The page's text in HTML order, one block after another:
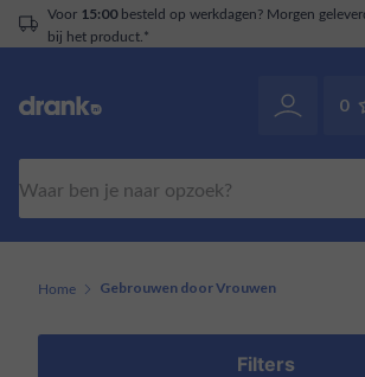
Voor 15:00besteld op werkdagen? Morgen
bij het product.*
0
Home Gebrouwen door Vrouwen
Filters